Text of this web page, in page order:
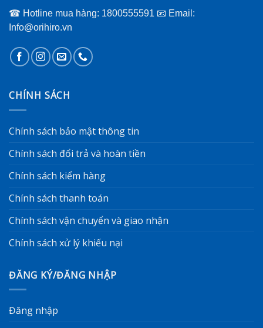
☎ Hotline mua hàng: 1800555591 📧 Email:
Info@orihiro.vn
CHÍNH SÁCH
Chính sách bảo mật thông tin
Chính sách đổi trả và hoàn tiền
Chính sách kiểm hàng
Chính sách thanh toán
Chính sách vận chuyển và giao nhận
Chính sách xử lý khiếu nại
ĐĂNG KÝ/ĐĂNG NHẬP
Đăng nhập